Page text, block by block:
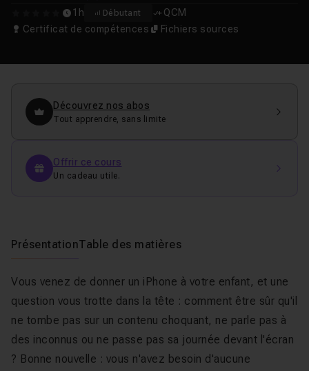
1h Débutant
QCM
Certificat de compétences
Fichiers sources
Découvrez nos abos
Tout apprendre, sans limite
Offrir ce cours
Un cadeau utile.
PrésentationTable des matières
Vous venez de donner un iPhone à votre enfant, et une
question vous trotte dans la tête : comment être sûr qu'il
ne tombe pas sur un contenu choquant, ne parle pas à
des inconnus ou ne passe pas sa journée devant l'écran
? Bonne nouvelle : vous n'avez besoin d'aucune